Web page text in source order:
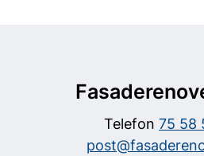
Telefon 75 58